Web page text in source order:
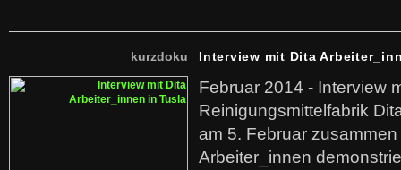
kurzdoku Interview mit Dita
Februar 2014 - Interview
Reinigungsmittelfabrik
am 5. Februar
Arbeiter_innen